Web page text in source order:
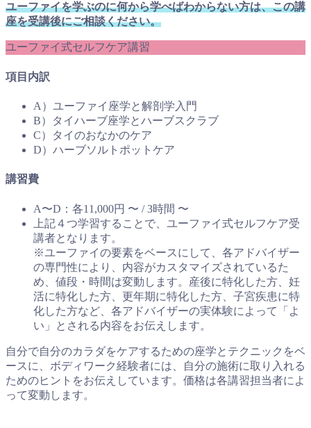
ユーファイを学ぶのに何から学べばわからない方は、この講
座を受講後にご相談ください。
ユーファイ式セルフケア講習
項目内訳
A）ユーファイ座学と解剖学入門
B）タイハーブ座学とハーブスクラブ
C）タイのおなかのケア
D）ハーブソルトポットケア
講習費
A〜D：各11,000円 〜 / 3時間 〜
上記４つ学習することで、ユーファイ式セルフケア受
講者となります。
※ユーファイの要素をベースにして、各アドバイザー
の専門性により、内容がカスタマイズされているた
め、値段・時間は変動します。産後に特化した方、妊
活に特化した方、更年期に特化した方、子宮疾患に特
化した方など、各アドバイザーの実体験によって「よ
い」とされる内容をお伝えします。
自分で自分のカラダをケアするための座学とテクニックをベ
ースに、ボディワーク経験者には、自分の施術に取り入れる
ためのヒントをお伝えしています。価格は各講習担当者によ
って変動します。